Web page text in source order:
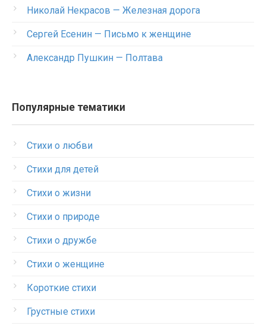
Николай Некрасов — Железная дорога
Сергей Есенин — Письмо к женщине
Александр Пушкин — Полтава
Популярные тематики
Стихи о любви
Стихи для детей
Стихи о жизни
Стихи о природе
Стихи о дружбе
Стихи о женщине
Короткие стихи
Грустные стихи